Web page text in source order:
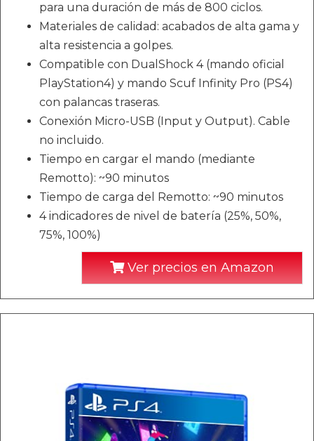
para una duración de más de 800 ciclos.
Materiales de calidad: acabados de alta gama y
alta resistencia a golpes.
Compatible con DualShock 4 (mando oficial
PlayStation4) y mando Scuf Infinity Pro (PS4)
con palancas traseras.
Conexión Micro-USB (Input y Output). Cable
no incluido.
Tiempo en cargar el mando (mediante
Remotto): ~90 minutos
Tiempo de carga del Remotto: ~90 minutos
4 indicadores de nivel de batería (25%, 50%,
75%, 100%)
Ver precios en Amazon